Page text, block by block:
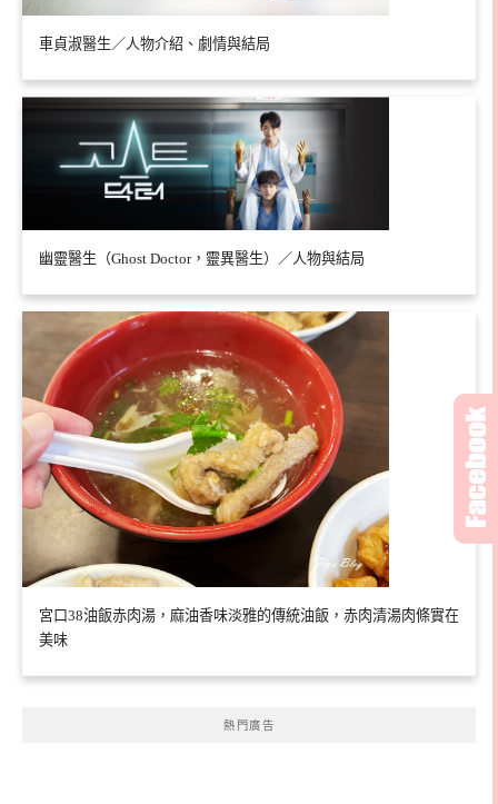
車貞淑醫生／人物介紹、劇情與結局
幽靈醫生（Ghost Doctor，靈異醫生）／人物與結局
宮口38油飯赤肉湯，麻油香味淡雅的傳統油飯，赤肉清湯肉條實在
美味
熱門廣告